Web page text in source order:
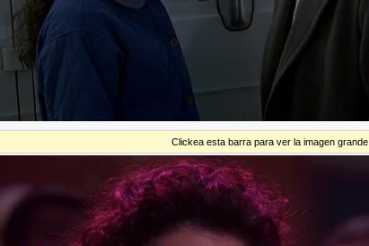
Clickea esta barra para ver la imagen grande.